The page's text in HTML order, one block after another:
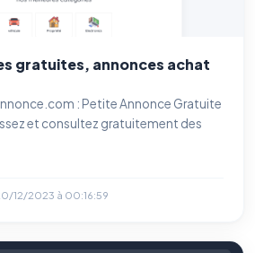
gratuites, annonces achat
: Petite Annonce Gratuite
et consultez gratuitement des
12/2023 à 00:16:59